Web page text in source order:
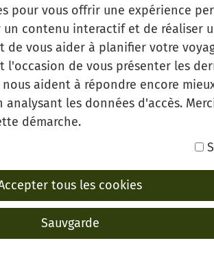
pour vous offrir une expérience
contenu interactif et de réaliser
de vous aider à planifier votre
l'occasion de vous présenter les
aident à répondre encore
les données d'accès.
démarche.
tous les cookies
Sauvgarde
eigenverantwortlich
und erleben, wie ihre
Gleichzeitig stärkt das
Tobias Kreutzer,
Neben der optischen
in den Abendstunden
Umsetzung einen weiteren
Unterstützern und Helfern. Dass
die eigenen Auszubildenden